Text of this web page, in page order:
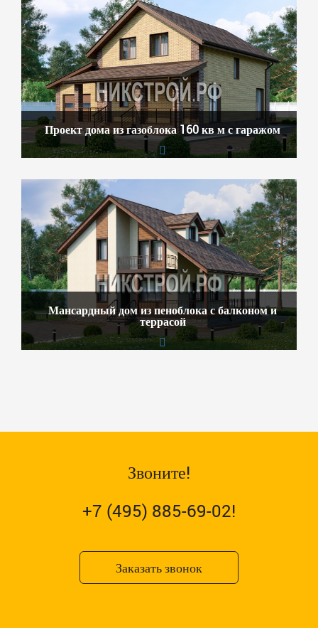
Проект дома из газоблока 160 кв м с гаражом
Мансардный дом из пеноблока с балконом и
террасой
Звоните!
+7 (495) 885-69-02!
Заказать звонок